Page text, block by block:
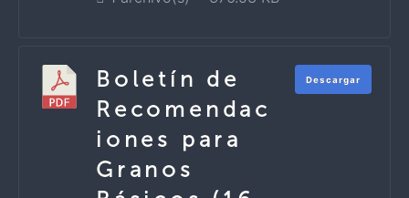
Boletín de
Recomendac
iones para
Granos
Descargar